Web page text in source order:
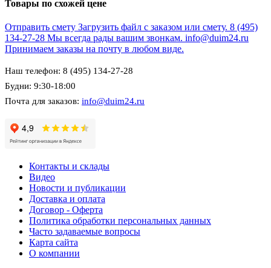
Товары по схожей цене
Отправить смету Загрузить файл с заказом или смету. 8 (495)
134-27-28 Мы всегда рады вашим звонкам. info@duim24.ru
Принимаем заказы на почту в любом виде.
Наш телефон: 8 (495) 134-27-28
Будни: 9:30-18:00
Почта для заказов: info@duim24.ru
Контакты и склады
Видео
Новости и публикации
Доставка и оплата
Договор - Оферта
Политика обработки персональных данных
Часто задаваемые вопросы
Карта сайта
О компании